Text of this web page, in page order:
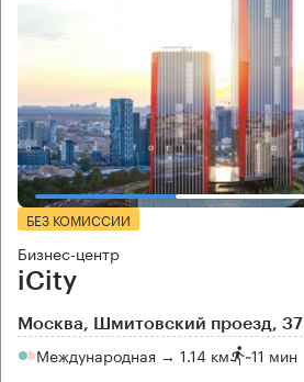
БЕЗ КОМИССИИ
Бизнес-центр
iCity
Москва, Шмитовский проезд, 37
Международная → 1.14 км ~11 мин